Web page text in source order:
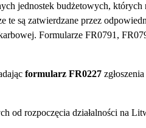
jednostek budżetowych, których
są zatwierdzane przez
Formularze FR0791,
formularz FR0227
od rozpoczęcia działalności na